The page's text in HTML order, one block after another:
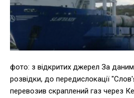
фото: з відкритих джерел За
розвідки, до передислокації
перевозив скраплений газ через